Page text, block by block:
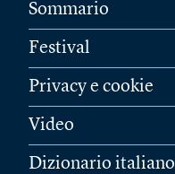
Sommario
Festival
Privacy e cookie
Video
Dizionario italiano